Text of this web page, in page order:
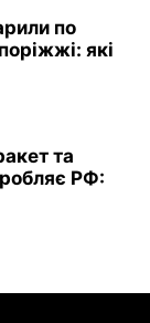
по
які
та
РФ: